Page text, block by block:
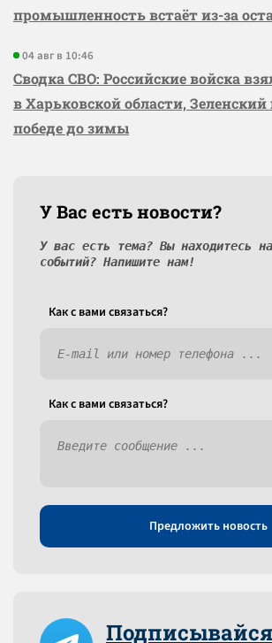
промышленность встаёт из-за
04 авг в 10:46
Сводка СВО: Российские войска
в Харьковской области, Зеленский
победе до зимы
У Вас есть новости?
У вас есть тема? Вы находитесь
событий? Напишите нам!
Как c вами связаться?
Как c вами связаться?
Предложить новость
Подписывайся